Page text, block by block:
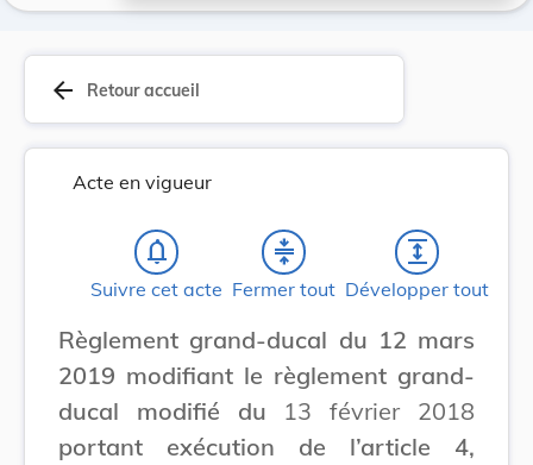
arrow_back Retour accueil
Acte en vigueur
notifications_none
Suivre cet acte
compress
Fermer tout
expand
Développer tout
Règlement grand-ducal du 12 mars
2019 modifiant le règlement grand-
ducal modifié du 13 février 2018
portant exécution de l’article 4,